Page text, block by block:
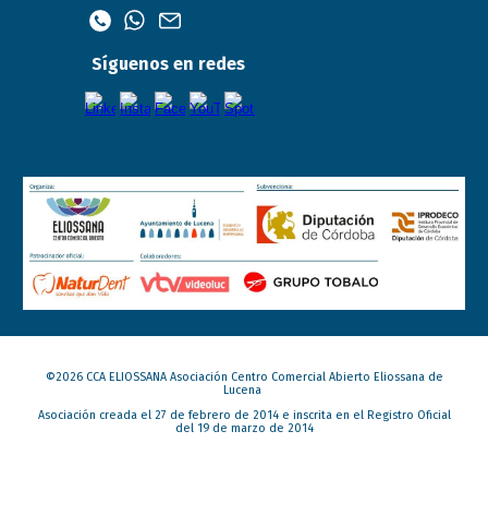
Síguenos en redes
©2026CCA ELIOSSANA Asociación Centro Comercial Abierto Eliossana de
Lucena
Asociación creada el 27 de febrero de 2014 e inscrita en el Registro Oficial
del 19 de marzo de 2014